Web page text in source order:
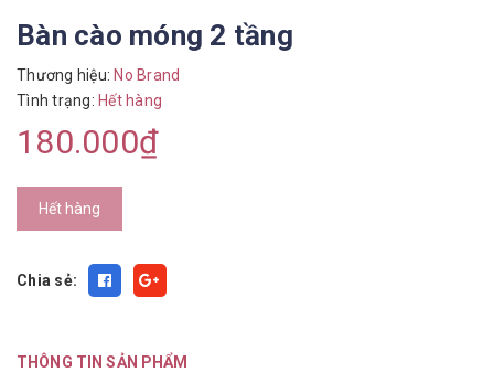
Bàn cào móng 2 tầng
Thương hiệu: No Brand
Tình trạng: Hết hàng
180.000₫
Hết hàng
Chia sẻ:
THÔNG TIN SẢN PHẨM